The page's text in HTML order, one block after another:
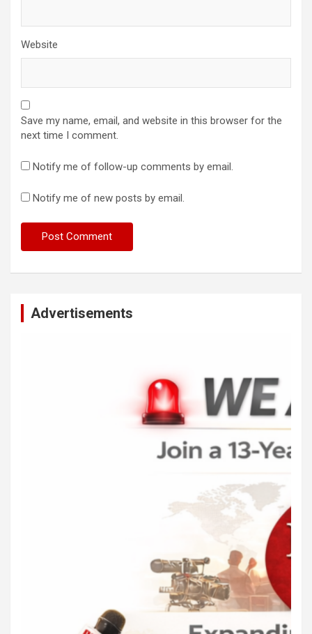
Website
Save my name, email, and website in this browser for the
next time I comment.
Notify me of follow-up comments by email.
Notify me of new posts by email.
Advertisements